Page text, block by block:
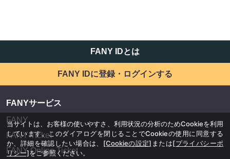
FANY IDとは
FANY IDに登録・ログインする
FANYサービス
FANY
FANY Ticket
FANY Online Ticket
当サイトは、お客様の使いやすさ、利用状況の分析のためCookieを利用
しています。このダイアログを閉じることでCookieの使用に同意する
か、詳細を確認したい場合は、 [Cookieの設定] または[プライバシーポ
リシー]をご参照ください。